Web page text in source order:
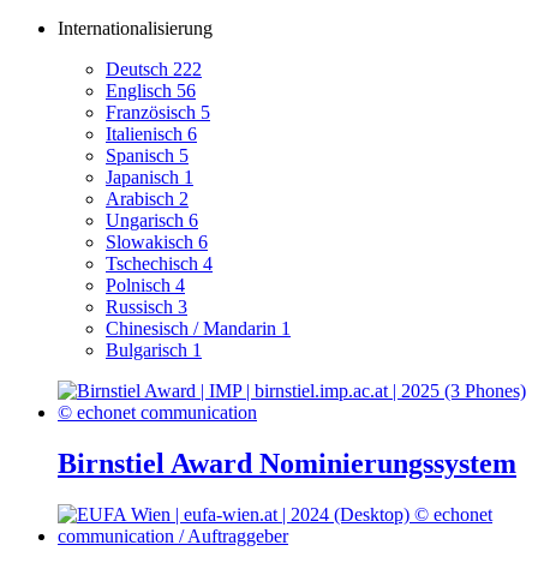
Internationalisierung
Deutsch 222
Englisch 56
Französisch 5
Italienisch 6
Spanisch 5
Japanisch 1
Arabisch 2
Ungarisch 6
Slowakisch 6
Tschechisch 4
Polnisch 4
Russisch 3
Chinesisch / Mandarin 1
Bulgarisch 1
Birnstiel Award Nominierungssystem